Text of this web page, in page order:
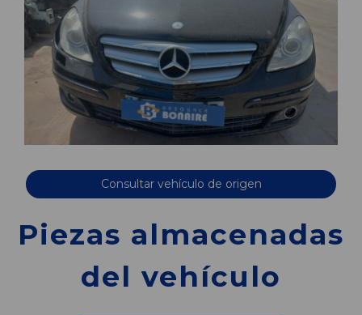
Consultar vehículo de origen
Piezas almacenadas
del vehículo